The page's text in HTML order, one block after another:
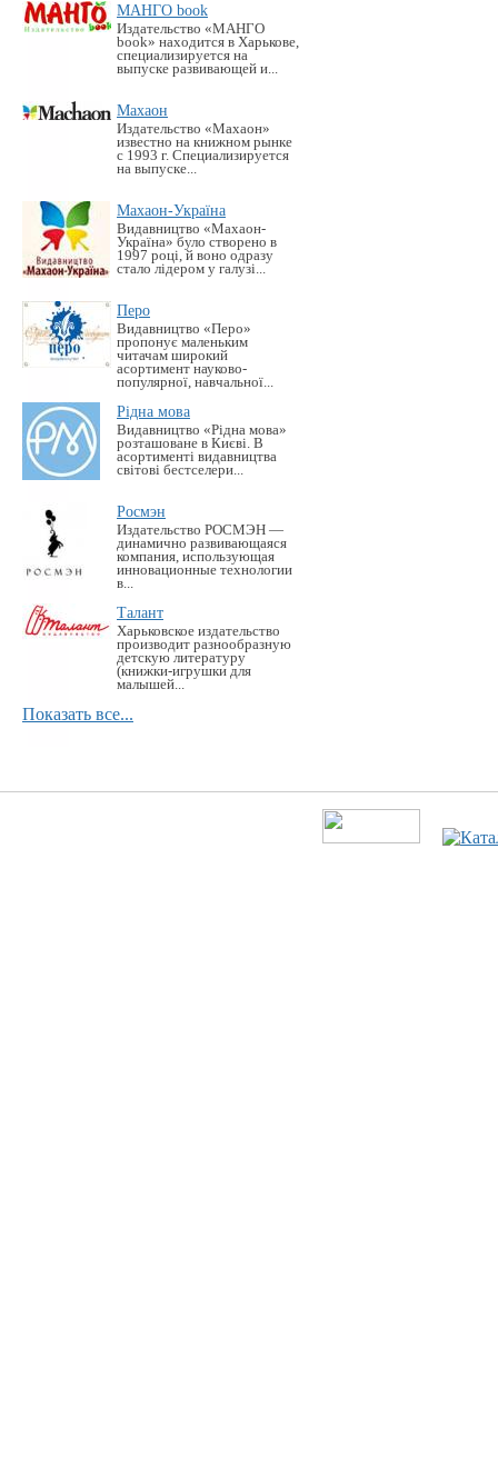
МАНГО book
Издательство «MАНГО
book» находится в Харькове,
специализируется на
выпуске развивающей и...
Махаон
Издательство «Махаон»
известно на книжном рынке
с 1993 г. Специализируется
на выпуске...
Махаон-Україна
Видавництво «Махаон-
Україна» було створено в
1997 році, й воно одразу
стало лідером у галузі...
Перо
Видавництво «Перо»
пропонує маленьким
читачам широкий
асортимент науково-
популярної, навчальної...
Рідна мова
Видавництво «Рідна мова»
розташоване в Києві. В
асортименті видавництва
світові бестселери...
Росмэн
Издательство РОСМЭН —
динамично развивающаяся
компания, использующая
инновационные технологии
в...
Талант
Харьковское издательство
производит разнообразную
детскую литературу
(книжки-игрушки для
малышей...
Показать все...